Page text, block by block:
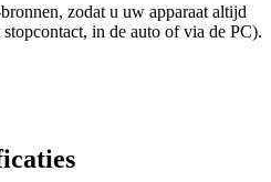
zodat u uw apparaat altijd
in de auto of via de PC).